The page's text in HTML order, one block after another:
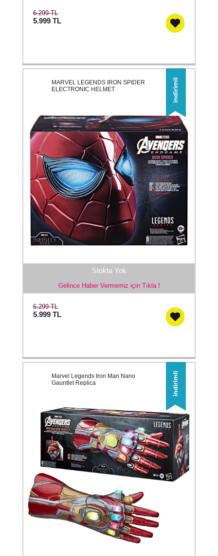
6.299 TL
5.999 TL
Stokta Yok
Gelince Haber Vermemiz için Tıkla !
MARVEL LEGENDS IRON SPIDER
ELECTRONIC HELMET
6.299 TL
5.999 TL
Marvel Legends Iron Man Nano
Gauntlet Replica